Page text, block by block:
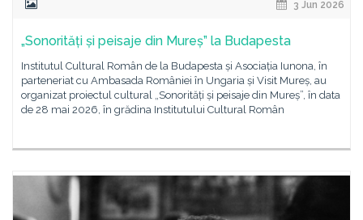
3 Jun 2026
„Sonorități și peisaje din Mureș” la Budapesta
Institutul Cultural Român de la Budapesta și Asociația Iunona, în
parteneriat cu Ambasada României în Ungaria și Visit Mureș, au
organizat proiectul cultural „Sonorități și peisaje din Mureș”, în data
de 28 mai 2026, în grădina Institutului Cultural Român